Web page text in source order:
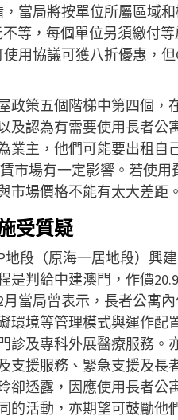
當局將按單位所屬區域
等，每個單位另須繳付
用協議可獲八折優惠，
政策五個階梯中第四個，
及認為有需要使用長者公
業主，他們可能要出租自
市場有一定影響。若使
市場價格不能有太大差距。
受質疑
段（原海一居地段）興
判給中建澳門，作價
當局曾表示，長者公寓
環境等管理模式與運作配
診及專科外展醫療服務。
支援服務、緊急支援及長
卻透露，因應使用長者公
的活動，亦期望可鼓勵他